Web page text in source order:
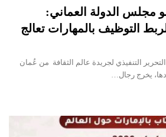
مجلس الدولة العماني:
التوظيف بالمهارات تعالج
التنفيذي لجريدة عالم الثقافة من عُمان
يخرج رجال…